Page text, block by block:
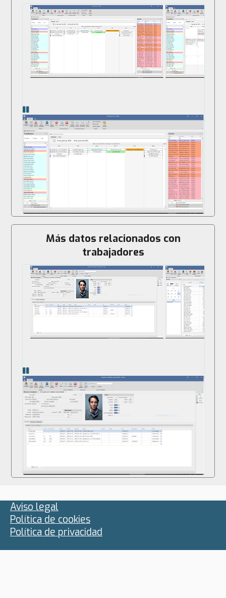
pausar
Más datos relacionados con
trabajadores
pausar
Aviso legal
Política de cookies
Política de privacidad